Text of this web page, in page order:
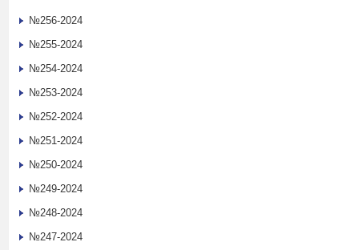
№256-2024
№255-2024
№254-2024
№253-2024
№252-2024
№251-2024
№250-2024
№249-2024
№248-2024
№247-2024